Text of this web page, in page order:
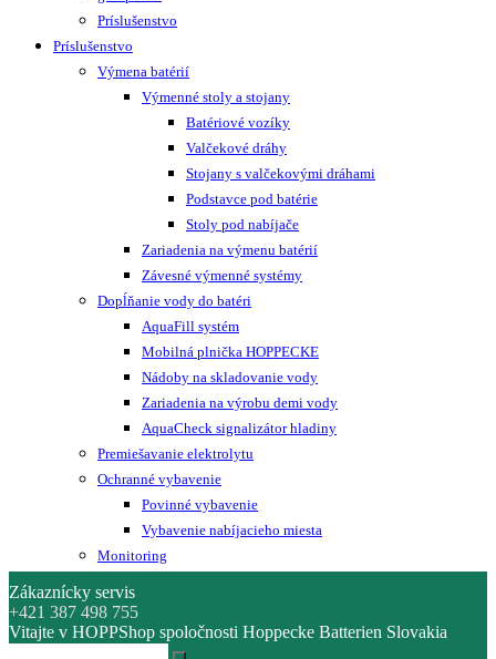
Príslušenstvo
Príslušenstvo
Výmena batérií
Výmenné stoly a stojany
Batériové vozíky
Valčekové dráhy
Stojany s valčekovými dráhami
Podstavce pod batérie
Stoly pod nabíjače
Zariadenia na výmenu batérií
Závesné výmenné systémy
Dopĺňanie vody do batéri
AquaFill systém
Mobilná plnička HOPPECKE
Nádoby na skladovanie vody
Zariadenia na výrobu demi vody
AquaCheck signalizátor hladiny
Premiešavanie elektrolytu
Ochranné vybavenie
Povinné vybavenie
Vybavenie nabíjacieho miesta
Monitoring
Zákaznícky servis
+421 387 498 755
Vitajte v HOPPShop spoločnosti Hoppecke Batterien Slovakia